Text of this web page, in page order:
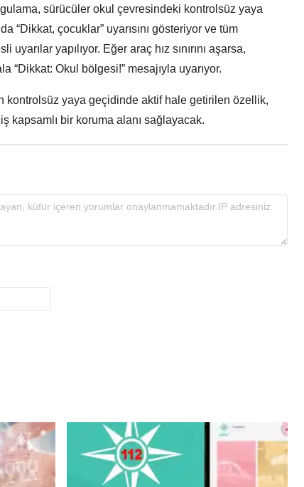
sürücüler okul çevresindeki kontrolsüz yaya
“Dikkat, çocuklar” uyarısını gösteriyor ve tüm
yapılıyor. Eğer araç hız sınırını aşarsa,
“Dikkat: Okul bölgesi!” mesajıyla uyarıyor.
kontrolsüz yaya geçidinde aktif hale getirilen özellik,
kapsamlı bir koruma alanı sağlayacak.